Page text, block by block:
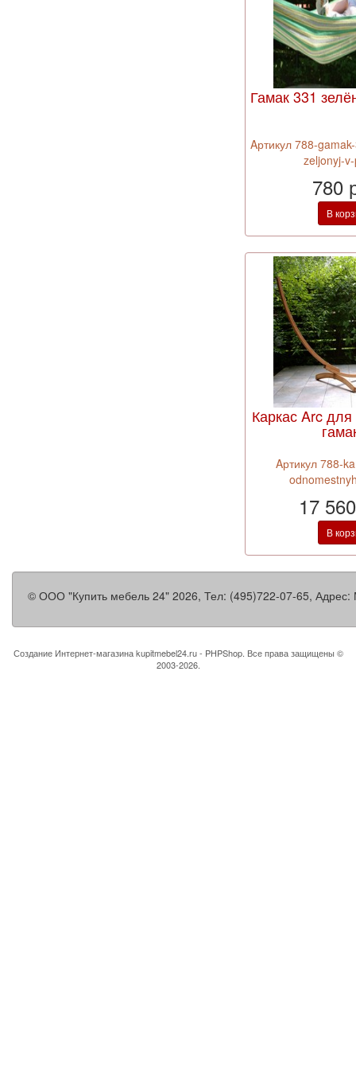
Гамак 331
Aртикул 788-
zeljonyj-
780
В
Каркас Arc
Aртикул 788-
17
В
© ООО "Купить мебель 24" 2026, Тел: (495)722-07-65, Адрес:
Создание Интернет-магазинаkupitmebel24.ru - PHPShop. Все права защищены ©
2003-2026.